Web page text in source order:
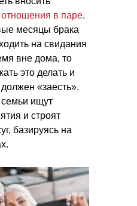
отношения в паре.
месяцы брака
на свидания
вне дома, то
это делать и
«заесть».
ищут
и строят
базируясь на